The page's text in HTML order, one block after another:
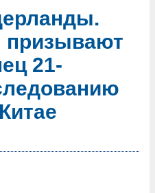
призывают
21-